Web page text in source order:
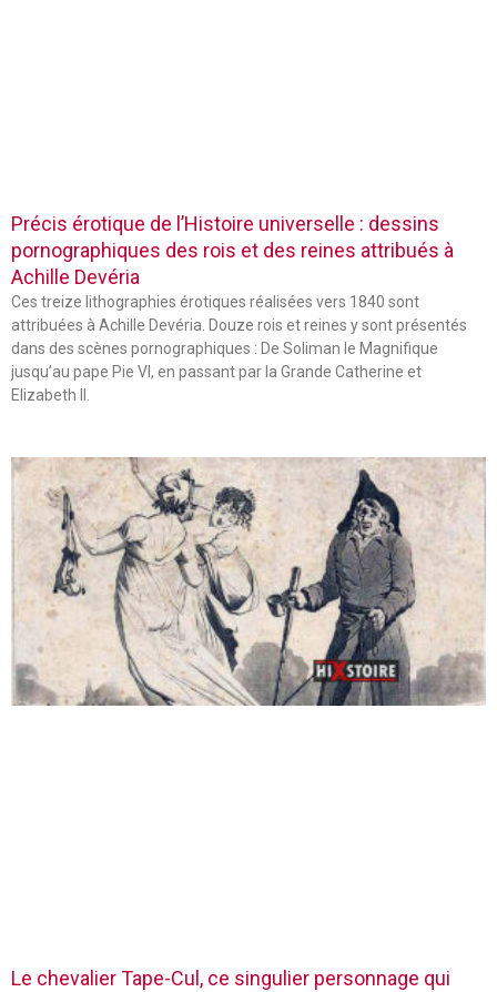
Précis érotique de l’Histoire universelle : dessins
pornographiques des rois et des reines attribués à
Achille Devéria
Ces treize lithographies érotiques réalisées vers 1840 sont
attribuées à Achille Devéria. Douze rois et reines y sont présentés
dans des scènes pornographiques : De Soliman le Magnifique
jusqu’au pape Pie VI, en passant par la Grande Catherine et
Elizabeth II.
Le chevalier Tape-Cul, ce singulier personnage qui